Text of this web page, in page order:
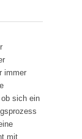
immer
sich ein
mit